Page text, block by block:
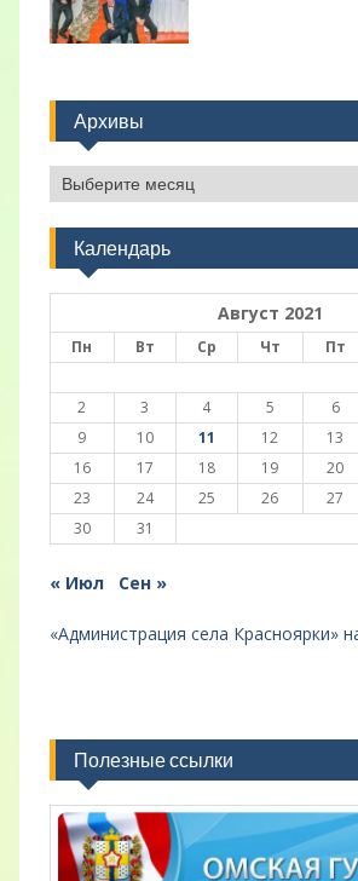
Архивы
Архивы
Календарь
Август 2021
Пн Вт Ср Чт Пт
2
3 4 5 6
9
10 11 12 13
16
17 18 19 20
23
24 25 26 27
30
31
« Июл Сен »
«Администрация села Красноярки»
Полезные ссылки